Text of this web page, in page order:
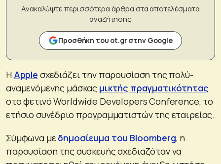
Ανακαλύψτε περισσότερα άρθρα στα αποτελέσματα
αναζήτησης
Προσθήκη του ot.gr στην Google
Η Apple σχεδιάζει την παρουσίαση της πολύ-
αναμενόμενης μάσκας μικτής πραγματικότητας
στο φετινό Worldwide Developers Conference, το
ετήσιο συνέδριο προγραμματιστών της εταιρείας.
Σύμφωνα μεδημοσίευμα του Bloomberg, η
παρουσίαση της συσκευής σχεδιαζόταν να